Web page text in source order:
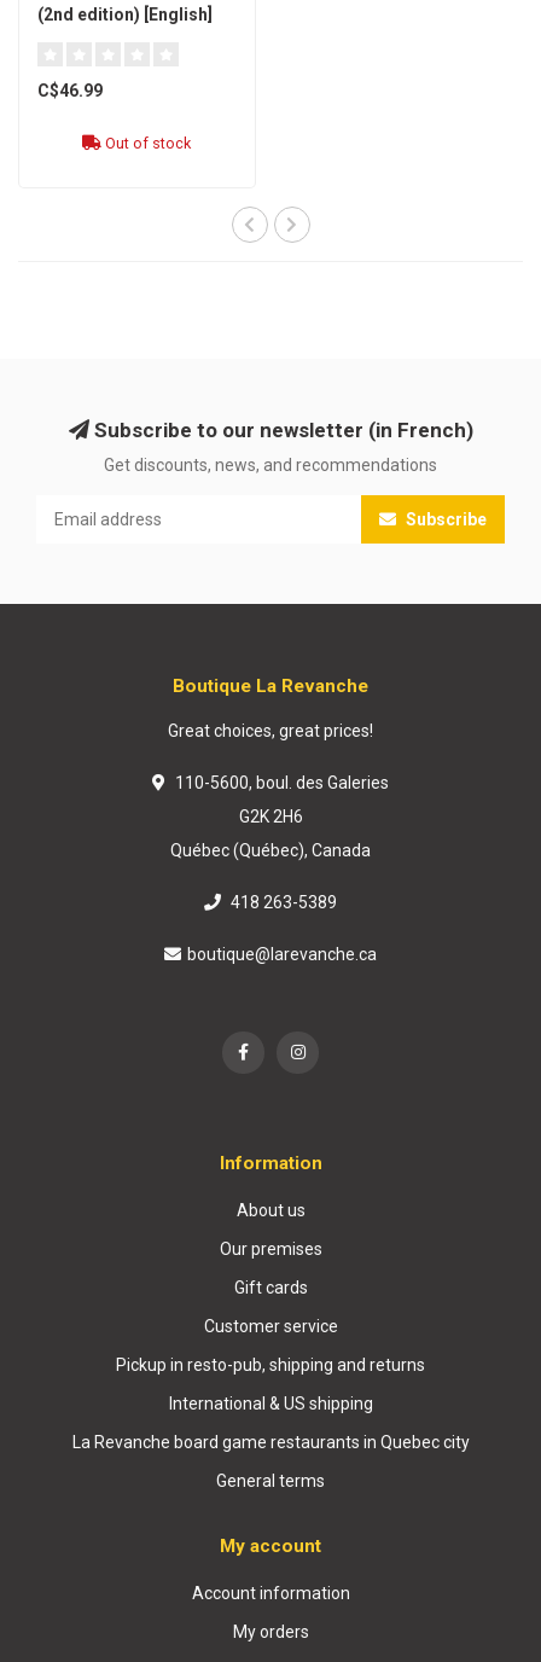
(2nd edition) [English]
C$46.99
Out of stock
Subscribe to our newsletter (in French)
Get discounts, news, and recommendations
Subscribe
Boutique La Revanche
Great choices, great prices!
110-5600, boul. des Galeries
G2K 2H6
Québec (Québec), Canada
418 263-5389
boutique@larevanche.ca
Information
About us
Our premises
Gift cards
Customer service
Pickup in resto-pub, shipping and returns
International & US shipping
La Revanche board game restaurants in Quebec city
General terms
My account
Account information
My orders